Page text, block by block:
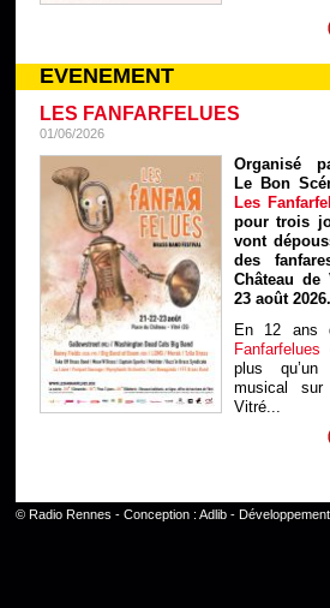
EVENEMENT
LES FANFARFELUES
01/06/2026
Organisé
Le Bon
Les
pour trois
vont
des
Château
23 août 2026.
En 12 ans
Fanfarfelues
plus
musical
Vitré...
© Radio Rennes - Conception : Adlib-